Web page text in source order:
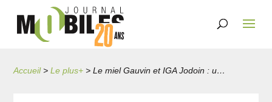
Accueil>Le plus+ > Le miel Gauvin et IGA Jodoin : une histoire de familles